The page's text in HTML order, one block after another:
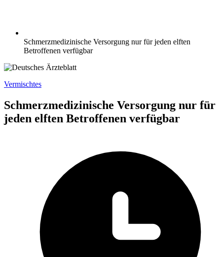
Schmerzmedizinische Versorgung nur für jeden elften
Betroffenen verfügbar
Vermischtes
Schmerzmedizinische Versorgung nur für
jeden elften Betroffenen verfügbar